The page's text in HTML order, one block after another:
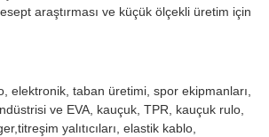
araştırması ve küçük ölçekli üretim için
elektronik, taban üretimi, spor ekipmanları,
ve EVA, kauçuk, TPR, kauçuk rulo,
yalıtıcıları, elastik kablo,